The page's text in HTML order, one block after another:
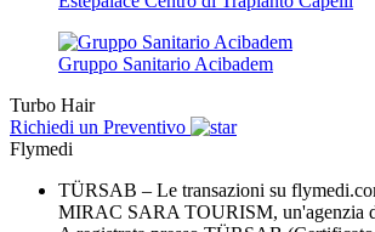
Gruppo Sanitario Acibadem
Turbo Hair
Richiedi un Preventivo
Flymedi
TÜRSAB – Le transazioni su
MIRAC SARA TOURISM, un'agenzia